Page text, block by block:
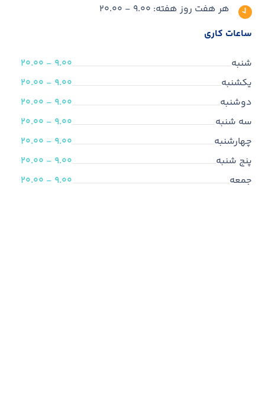
هر هفت روز هفته: 9.00 - 20.00
ساعات کاری
شنبه
9.00 - 20.00
یکشنبه
9.00 - 20.00
دوشنبه
9.00 - 20.00
سه شنبه
9.00 - 20.00
چهارشنبه
9.00 - 20.00
پنج شنبه
9.00 - 20.00
جمعه
9.00 - 20.00